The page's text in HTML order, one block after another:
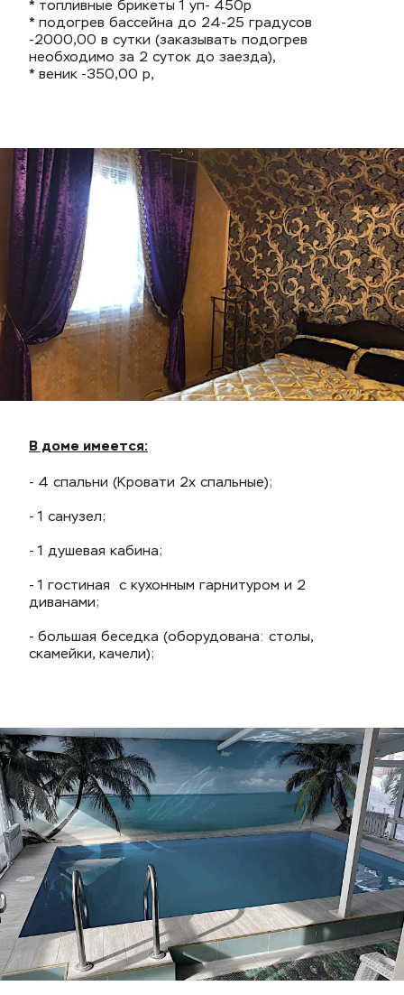
* топливные брикеты 1 уп- 450р
* подогрев бассейна до 24-25 градусов
-2000,00 в сутки (заказывать подогрев
необходимо за 2 суток до заезда),
* веник -350,00 р,
В доме имеется:
- 4 спальни (Кровати 2х спальные);
- 1 санузел;
- 1 душевая кабина;
- 1 гостиная  с кухонным гарнитуром и 2
диванами;
- большая беседка (оборудована: столы,
скамейки, качели);